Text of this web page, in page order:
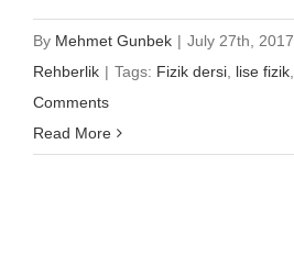
By Mehmet Gunbek | July 27th, 2017
Rehberlik | Tags: Fizik dersi lise fizik
Comments
Read More